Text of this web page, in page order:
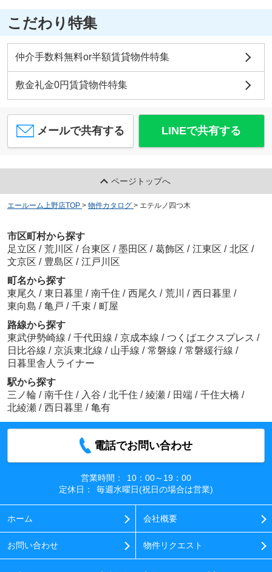
こだわり特集
仲介手数料無料or半額賃貸物件特集
敷金礼金0円賃貸物件特集
メールで共有する LINEで共有する
ページトップへ
エールーム上野店TOP > 物件カタログ > エテルノ四つ木
市区町村から探す
足立区 / 荒川区 / 台東区 / 墨田区 / 葛飾区 / 江東区 / 北区 /
文京区 / 豊島区 / 江戸川区
町名から探す
東尾久 / 東日暮里 / 南千住 / 西尾久 / 荒川 / 西日暮里 /
東向島 / 亀戸 / 千束 / 町屋
路線から探す
東武伊勢崎線 / 千代田線 / 京成本線 / つくばエクスプレス /
日比谷線 / 京浜東北線 / 山手線 / 常磐線 / 常磐緩行線 /
日暮里舎人ライナー
駅から探す
三ノ輪 / 南千住 / 入谷 / 北千住 / 綾瀬 / 田端 / 千住大橋 /
北綾瀬 / 西日暮里 / 亀有
電話でお問い合わせ
営業時間：
10：00～19：00
定休日：
毎週水曜日(祝日の場合は営業)
ホーム 会社概要
お問い合わせ 物件リクエスト